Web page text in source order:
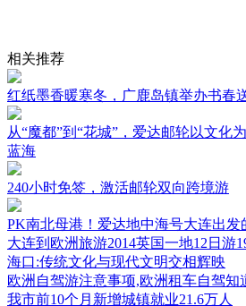
相关推荐
红纸墨香暖寒冬，广鹿岛镇举办书春
从“魔都”到“花城”，爱达邮轮以文化
蓝海
240小时免签，激活邮轮双向跨境游
PK南北母港！爱达地中海号大连出发
大连到欧洲旅游2014英国一地12日游
海口:传统文化与现代文明交相辉映
欧洲自驾游注意事项,欧洲租车自驾知
我市前10个月新增城镇就业21.6万人